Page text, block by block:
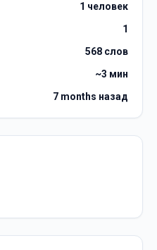
1 человек
1
568 слов
~3 мин
7 months назад